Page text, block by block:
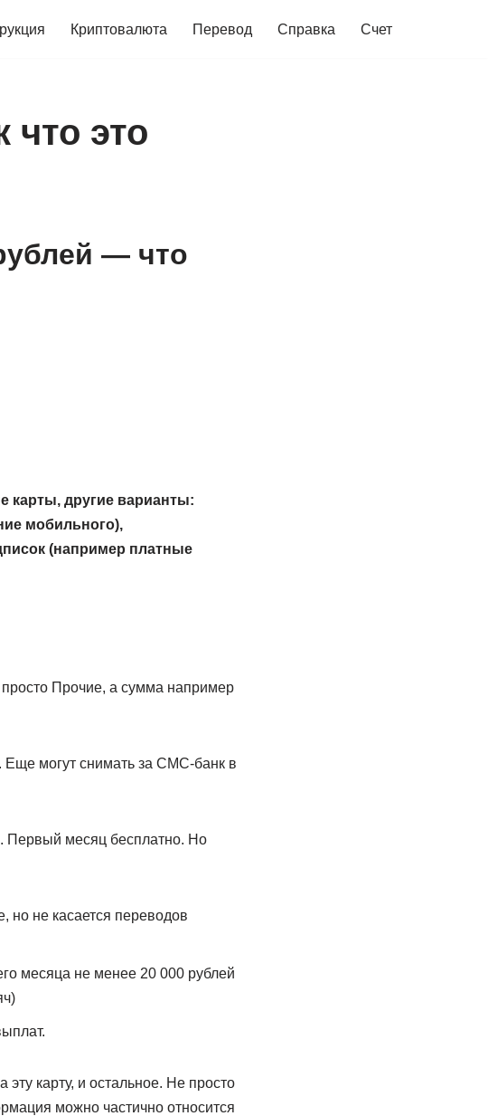
Криптовалюта Перевод Справка Счет
что это
— что
карты, другие варианты:
мобильного),
(например платные
Прочие, а сумма например
Еще могут снимать за СМС-банк в
Первый месяц бесплатно. Но
но не касается переводов
месяца не менее 20 000 рублей
карту, и остальное. Не просто
можно частично относится